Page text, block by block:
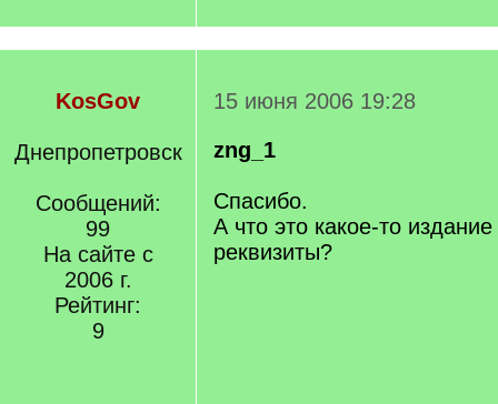
KosGov
Днепропетровск
Сообщений:
99
На сайте с
2006 г.
Рейтинг:
9
15 июня 2006 19:28
zng_1
Спасибо.
А что это какое-то
реквизиты?